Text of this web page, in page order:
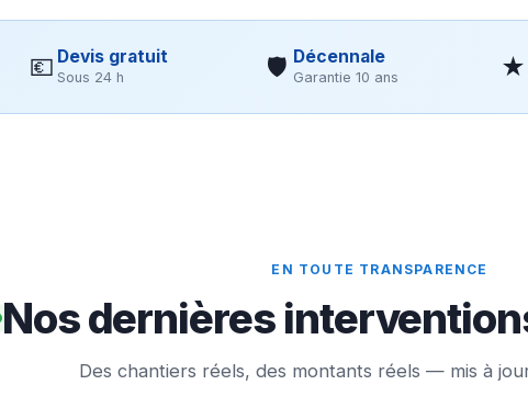
💶 Devis gratuit
Sous 24 h 🛡 Décennale
Garantie 10 ans ★
EN TOUTE TRANSPARENCE
Nos dernières
Des chantiers réels, des montants réels — mis à